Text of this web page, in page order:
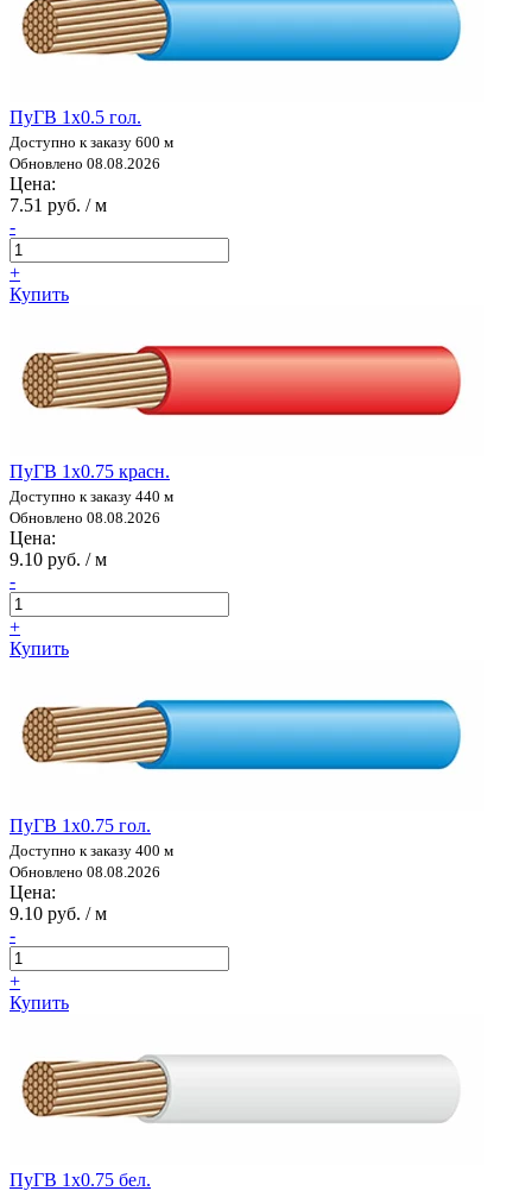
ПуГВ 1х0.5 гол.
Доступно к заказу 600 м
Обновлено 08.08.2026
Цена:
7.51 руб. / м
-
+
Купить
ПуГВ 1х0.75 красн.
Доступно к заказу 440 м
Обновлено 08.08.2026
Цена:
9.10 руб. / м
-
+
Купить
ПуГВ 1х0.75 гол.
Доступно к заказу 400 м
Обновлено 08.08.2026
Цена:
9.10 руб. / м
-
+
Купить
ПуГВ 1х0.75 бел.